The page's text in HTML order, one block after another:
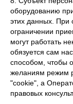
оборудованию
этих данных. При
ограничении
могут работать
обязуется сам
способом, чтобы
желаниям режим
"cookie", а
правовых